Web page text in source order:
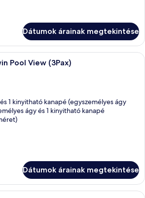
Dátumok árainak megtekintése
Egy modern szállodai szoba,
Pool View (3Pax)
1 kinyitható kanapé (egyszemélyes ágy
ágy és 1 kinyitható kanapé
Dátumok árainak megtekintése
Egy modern szállodai szoba,